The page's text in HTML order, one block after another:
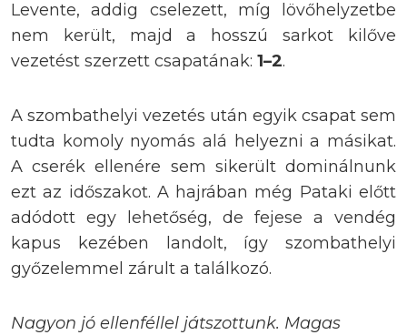
Levente, addig cselezett, míg lövőhelyzetbe
nem került, majd a hosszú sarkot kilőve
vezetést szerzett csapatának: 1–2.
A szombathelyi vezetés után egyik csapat sem
tudta komoly nyomás alá helyezni a másikat.
A cserék ellenére sem sikerült dominálnunk
ezt az időszakot. A hajrában még Pataki előtt
adódott egy lehetőség, de fejese a vendég
kapus kezében landolt, így szombathelyi
győzelemmel zárult a találkozó.
Nagyon jó ellenféllel játszottunk. Magas